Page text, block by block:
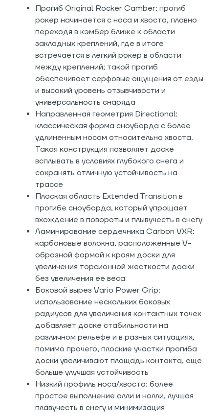
Прогиб Original Rocker Camber: прогиб
рокер начинается с носа и хвоста, плавно
переходя в кэмбер ближе к области
закладных креплений, где в итоге
встречается в легкий рокер в области
между креплений; такой прогиб
обеспечивает серфовые ощущения от езды
и высокий уровень отзывчивости и
универсальность снаряда
Направленная геометрия Directional:
классическая форма сноуборда с более
удлиненным носом относительно хвоста.
Такая конструкция позволяет доске
всплывать в условиях глубокого снега и
сохранять отличную устойчивость на
трассе
Плоская область Extended Transition в
прогибе сноуборда, который упрощает
вхождение в повороты и плывучесть в снегу
Ламинирование сердечника Carbon VXR:
карбоновые волокна, расположенные V-
образной формой к краям доски для
увеличения торсионной жесткости доски
без увеличения ее веса
Боковой вырез Vario Power Grip:
использование нескольких боковых
радиусов для увеличения контактных точек
добавляет доске стабильности на
различном рельефе и в разных ситуациях,
помимо прочего, плоские участки прогиба
доски увеличивают площадь контакта, еще
больше улучшая устойчивость
Низкий профиль носа/хвоста: более
простое выполнение олли и нолли, лучшая
плавучесть в снегу и минимизация